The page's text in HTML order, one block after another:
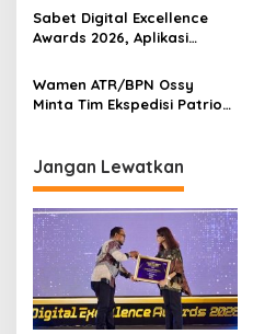
Sabet Digital Excellence
Awards 2026, Aplikasi
Raih Top Public Service App
Wamen ATR/BPN Ossy
Minta Tim Ekspedisi Patriot
Transmigrasi
Jangan Lewatkan